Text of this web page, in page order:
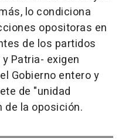
lo condiciona
opositoras en
de los partidos
Patria- exigen
Gobierno entero y
de "unidad
la oposición.